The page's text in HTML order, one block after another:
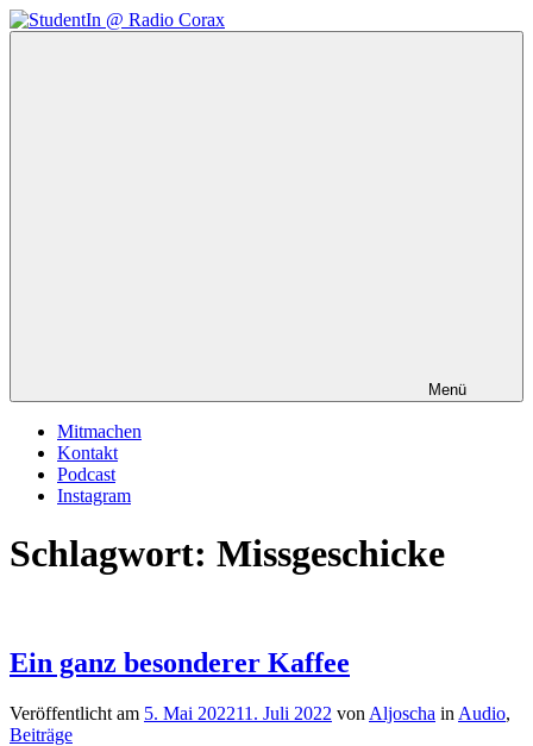
Zum
Inhalt
Menü
Mitmachen
Kontakt
Podcast
Instagram
Schlagwort: Missgeschicke
Ein ganz besonderer Kaffee
Veröffentlicht am 5. Mai 202211. Juli 2022 von Aljoscha in Audio,
Beiträge